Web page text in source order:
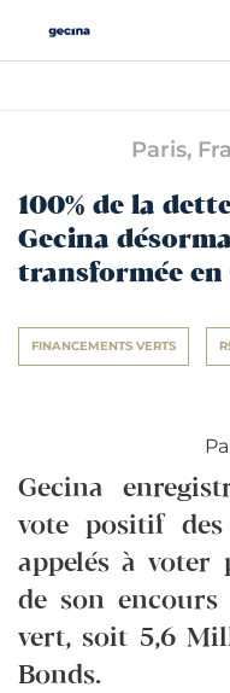
Paris,
100% de la
Gecina
transformée en
FINANCEMENTS VERTS
Gecina
vote positif des
appelés à voter
de son
vert, soit 5,6
Bonds.